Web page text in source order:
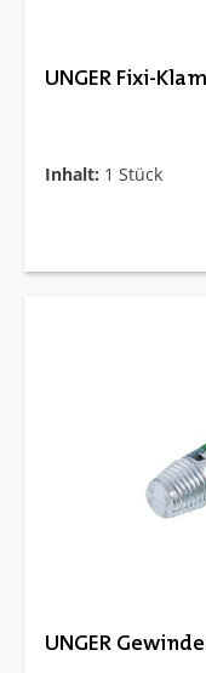
UNGER Fixi-
Inhalt: 1 Stück
UNGER